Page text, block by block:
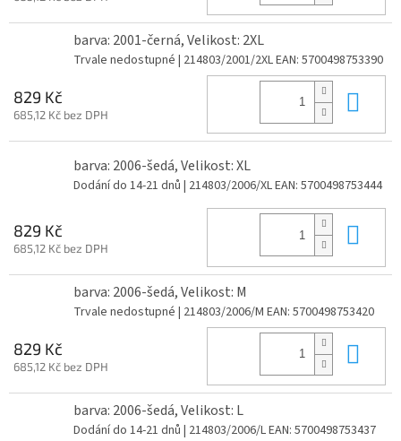
barva: 2001-černá, Velikost: 2XL
Trvale nedostupné | 214803/2001/2XLEAN: 5700498753390
829 Kč
685,12 Kč bez DPH
barva: 2006-šedá, Velikost: XL
Dodání do 14-21 dnů | 214803/2006/XLEAN: 5700498753444
829 Kč
685,12 Kč bez DPH
barva: 2006-šedá, Velikost: M
Trvale nedostupné | 214803/2006/M EAN: 5700498753420
829 Kč
685,12 Kč bez DPH
barva: 2006-šedá, Velikost: L
Dodání do 14-21 dnů | 214803/2006/LEAN: 5700498753437